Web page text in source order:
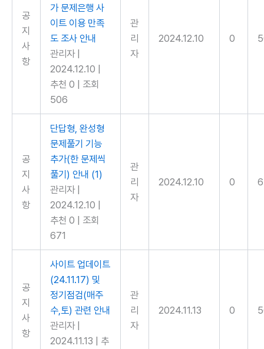
공
지
사
항
가 문제은행 사
이트 이용 만족
도 조사 안내
관리자 |
2024.12.10 |
추천 0 | 조회
506
관
리
자
2024.12.10 0
공
지
사
항
단답형, 완성형
문제풀기 기능
추가(한 문제씩
풀기) 안내 (1)
관리자 |
2024.12.10 |
추천 0 | 조회
671
관
리
자
2024.12.10 0
공
지
사
항
사이트 업데이트
(24.11.17) 및
정기점검(매주
수,토) 관련 안내
관리자 |
2024.11.13 | 추
관
리
자
2024.11.13 0